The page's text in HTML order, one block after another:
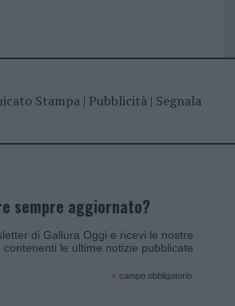
Stampa| Pubblicità| Segnala
sempre aggiornato?
di Gallura Oggi e ricevi le nostre
contenenti le ultime notizie pubblicate
* campo obbligatorio